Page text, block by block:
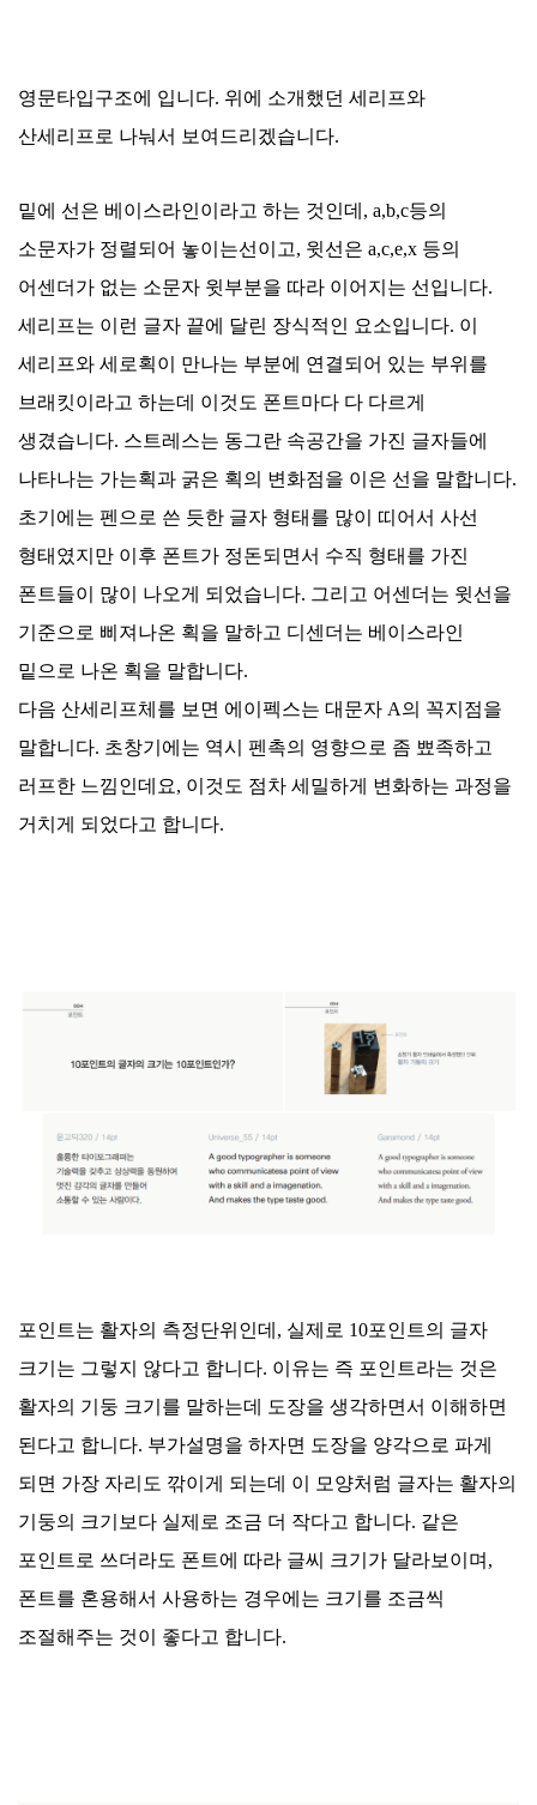
영문타입구조에 입니다. 위에 소개했던 세리프와
산세리프로 나눠서 보여드리겠습니다.
밑에 선은 베이스라인이라고 하는 것인데, a,b,c등의
소문자가 정렬되어 놓이는선이고, 윗선은 a,c,e,x 등의
어센더가 없는 소문자 윗부분을 따라 이어지는 선입니다.
세리프는 이런 글자 끝에 달린 장식적인 요소입니다. 이
세리프와 세로획이 만나는 부분에 연결되어 있는 부위를
브래킷이라고 하는데 이것도 폰트마다 다 다르게
생겼습니다. 스트레스는 동그란 속공간을 가진 글자들에
나타나는 가는획과 굵은 획의 변화점을 이은 선을 말합니다.
초기에는 펜으로 쓴 듯한 글자 형태를 많이 띠어서 사선
형태였지만 이후 폰트가 정돈되면서 수직 형태를 가진
폰트들이 많이 나오게 되었습니다. 그리고 어센더는 윗선을
기준으로 삐져나온 획을 말하고 디센더는 베이스라인
밑으로 나온 획을 말합니다.
다음 산세리프체를 보면 에이펙스는 대문자 A의 꼭지점을
말합니다. 초창기에는 역시 펜촉의 영향으로 좀 뾰족하고
러프한 느낌인데요, 이것도 점차 세밀하게 변화하는 과정을
거치게 되었다고 합니다.
포인트는 활자의 측정단위인데, 실제로 10포인트의 글자
크기는 그렇지 않다고 합니다. 이유는 즉 포인트라는 것은
활자의 기둥 크기를 말하는데 도장을 생각하면서 이해하면
된다고 합니다. 부가설명을 하자면 도장을 양각으로 파게
되면 가장 자리도 깎이게 되는데 이 모양처럼 글자는 활자의
기둥의 크기보다 실제로 조금 더 작다고 합니다. 같은
포인트로 쓰더라도 폰트에 따라 글씨 크기가 달라보이며,
폰트를 혼용해서 사용하는 경우에는 크기를 조금씩
조절해주는 것이 좋다고 합니다.